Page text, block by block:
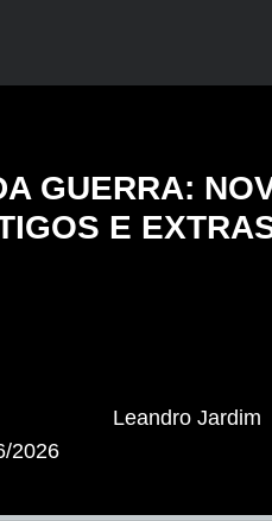
GUERRA:
E
Leandro Jardim
2026